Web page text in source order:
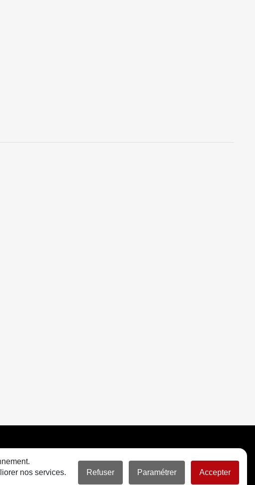
nos services.
Refuser Paramétrer Accepter